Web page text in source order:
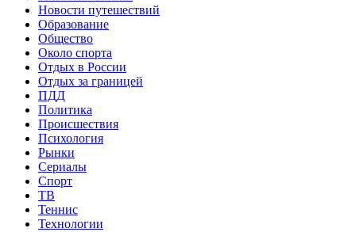
Новости путешествий
Образование
Общество
Около спорта
Отдых в России
Отдых за границей
ПДД
Политика
Происшествия
Психология
Рынки
Сериалы
Спорт
ТВ
Теннис
Технологии